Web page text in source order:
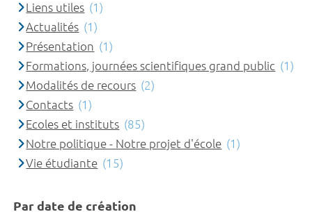
Liens utiles (1)
Actualités (1)
Présentation (1)
Formations, journées scientifiques grand public (1)
Modalités de recours (2)
Contacts (1)
Ecoles et instituts (85)
Notre politique - Notre projet d'école (1)
Vie étudiante (15)
Par date de création